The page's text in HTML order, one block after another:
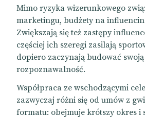
Mimo ryzyka wizerunkowego
marketingu, budżety na
Zwiększają się też zastępy
częściej ich szeregi zasilają
dopiero zaczynają budować swoją
rozpoznawalność.
Współpraca ze wschodzącymi
zazwyczaj różni się od umów z
formatu: obejmuje krótszy okres i